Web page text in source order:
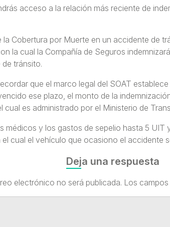
acceso a la relación más reciente de
la Cobertura por Muerte en un accidente de
la cual la Compañía de Seguros
tránsito.
que el marco legal del SOAT
ese plazo, el monto de la
cual es administrado por el Ministerio de
médicos y los gastos de sepelio hasta 5 UIT
cual el vehículo que ocasiono el accidente
Deja una respuesta
electrónico no será publicada. Los